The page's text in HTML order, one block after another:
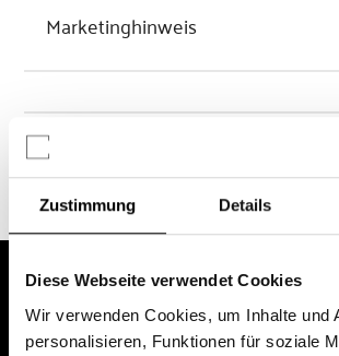
Zustimmung Details
Diese Webseite verwendet Cookies
Wir verwenden Cookies, um Inhalte und
personalisieren, Funktionen für soziale
Marketinghinweis
Chancen & Risiken